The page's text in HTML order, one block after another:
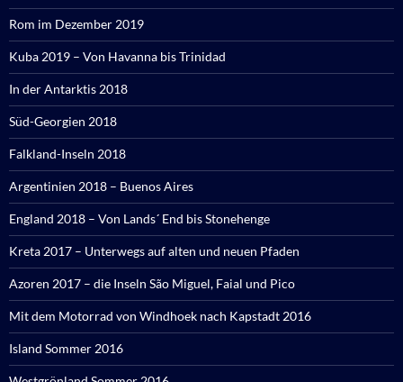
Rom im Dezember 2019
Kuba 2019 – Von Havanna bis Trinidad
In der Antarktis 2018
Süd-Georgien 2018
Falkland-Inseln 2018
Argentinien 2018 – Buenos Aires
England 2018 – Von Lands´ End bis Stonehenge
Kreta 2017 – Unterwegs auf alten und neuen Pfaden
Azoren 2017 – die Inseln São Miguel, Faial und Pico
Mit dem Motorrad von Windhoek nach Kapstadt 2016
Island Sommer 2016